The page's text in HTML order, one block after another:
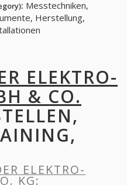
: Messtechniken,
Herstellung,
ELEKTRO-
& CO.
ELEKTRO-
KG: